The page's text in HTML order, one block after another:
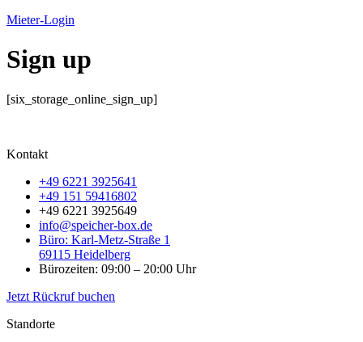
Mieter-Login
Sign up
[six_storage_online_sign_up]
Kontakt
+49 6221 3925641
+49 151 59416802
+49 6221 3925649
info@speicher-box.de
Büro: Karl-Metz-Straße 1
69115 Heidelberg
Bürozeiten: 09:00 – 20:00 Uhr
Jetzt Rückruf buchen
Standorte